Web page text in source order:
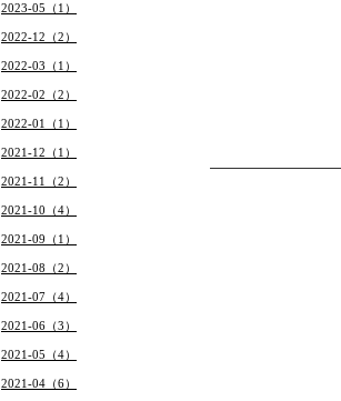
2023-05（1）
2022-12（2）
2022-03（1）
2022-02（2）
2022-01（1）
2021-12（1）
2021-11（2）
2021-10（4）
2021-09（1）
2021-08（2）
2021-07（4）
2021-06（3）
2021-05（4）
2021-04（6）